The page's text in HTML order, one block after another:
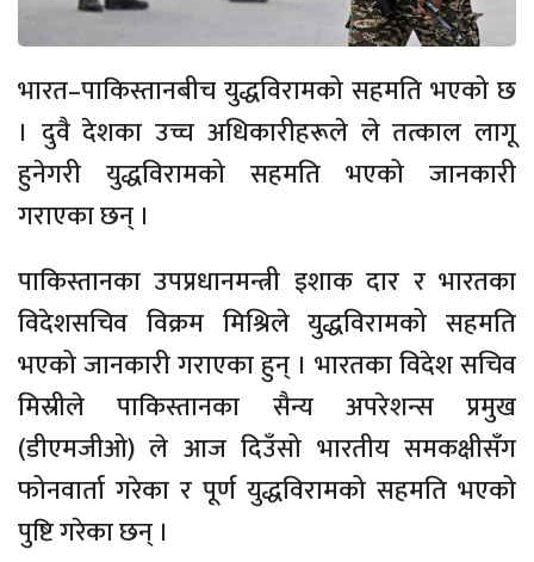
भारत–पाकिस्तानबीच युद्धविरामको सहमति भएको छ
। दुवै देशका उच्च अधिकारीहरूले ले तत्काल लागू
हुनेगरी युद्धविरामको सहमति भएको जानकारी
गराएका छन् ।
पाकिस्तानका उपप्रधानमन्त्री इशाक दार र भारतका
विदेशसचिव विक्रम मिश्रिले युद्धविरामको सहमति
भएको जानकारी गराएका हुन् । भारतका विदेश सचिव
मिस्रीले पाकिस्तानका सैन्य अपरेशन्स प्रमुख
(डीएमजीओ) ले आज दिउँसो भारतीय समकक्षीसँग
फोनवार्ता गरेका र पूर्ण युद्धविरामको सहमति भएको
पुष्टि गरेका छन् ।